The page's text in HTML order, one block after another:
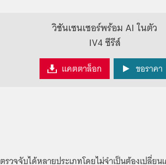
วิชันเซนเซอร์พร้อม AI ในตัว
IV4 ซีรีส์
แคตตาล็อก ขอราคา
รวจจับได้หลายประเภทโดยไม่จำเป็นต้องเปลี่ย